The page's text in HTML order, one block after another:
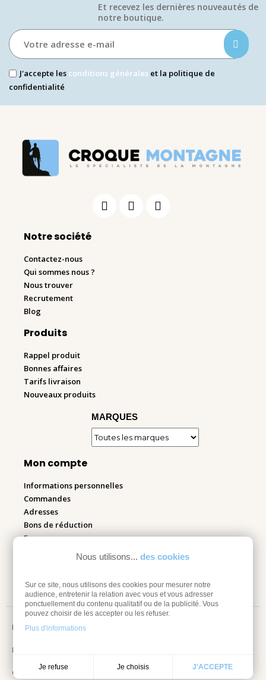
Nous utilisons... des cookies
Sur ce site, nous utilisons des cookies pour mesurer notre
audience, entretenir la relation avec vous et vous adresser
ponctuellement du contenu qualitatif ou de la publicité. Vous
pouvez choisir de les accepter ou les refuser.
Plus d'informations
Je refuse Je choisis J'ACCEPTE
Et recevez les dernières nouveautés de
notre boutique.​
J'accepte les conditions générales et la politique de
confidentialité
Notre société
Contactez-nous
Qui sommes nous ?
Nous trouver
Recrutement
Blog
Produits
Rappel produit
Bonnes affaires
Tarifs livraison
Nouveaux produits
MARQUES
Mon compte
Informations personnelles
Commandes
Adresses
Bons de réduction
Espace pro
Mentions légales
Information sur les cookies
Conditions Générales de vente